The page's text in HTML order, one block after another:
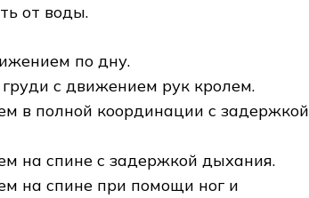
от воды.
по дну.
с движением рук кролем.
в полной координации с задержкой
на спине с задержкой дыхания.
на спине при помощи ног и